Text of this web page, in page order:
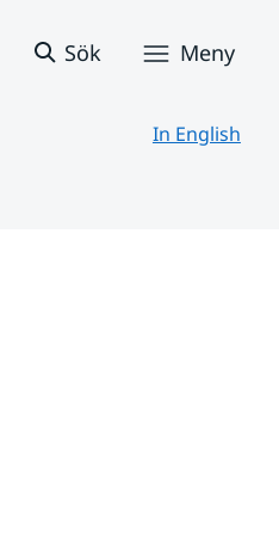
Sök Meny
In English